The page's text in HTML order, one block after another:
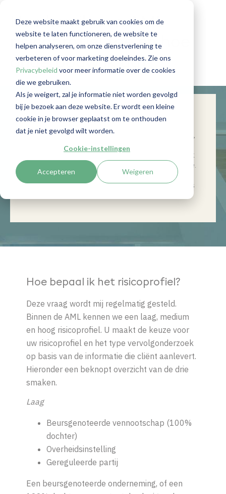
Deze website maakt gebruik van cookies om de
website te laten functioneren, de website te
helpen analyseren, om onze dienstverlening te
verbeteren of voor marketing doeleindes. Zie ons
Privacybeleid voor meer informatie over de cookies
die we gebruiken.
Als je weigert, zal je informatie niet worden gevolgd
bij je bezoek aan deze website. Er wordt een kleine
cookie in je browser geplaatst om te onthouden
dat je niet gevolgd wilt worden.
Cookie-instellingen
Accepteren Weigeren
Hoe ken ik een AML
risicoprofiel toe en hoe
onderbouw ik dat?
In dit artikel beantwoord ik de meest
risicoprofiel. Hoe bepaal ik het risicoprofiel,
wat schrijf ik bij het
risicoprofiel
Ook
deel ik een waardevolle risicomatrix met je.
Een handig naslagwerk voor iedere
professional die
deAntiwitwaswet serieus
Hoe bepaal ik het risicoprofiel?
Deze vraag wordt mij regelmatig gesteld.
Binnen de AML kennen we een laag, medium
en hoog risicoprofiel. U maakt de keuze voor
uw risicoprofiel en het type vervolgonderzoek
op basis van de informatie die cliënt aanlevert.
Hieronder een beknopt overzicht van de drie
smaken.
Laag
Beursgenoteerde vennootschap (100%
dochter)
Overheidsinstelling
Gereguleerde partij
Een beursgenoteerde onderneming, of een